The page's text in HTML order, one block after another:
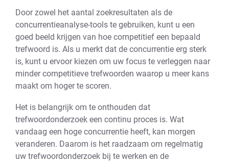
Door zowel het aantal zoekresultaten als de
concurrentieanalyse-tools te gebruiken, kunt u een
goed beeld krijgen van hoe competitief een bepaald
trefwoord is. Als u merkt dat de concurrentie erg sterk
is, kunt u ervoor kiezen om uw focus te verleggen naar
minder competitieve trefwoorden waarop u meer kans
maakt om hoger te scoren.
Het is belangrijk om te onthouden dat
trefwoordonderzoek een continu proces is. Wat
vandaag een hoge concurrentie heeft, kan morgen
veranderen. Daarom is het raadzaam om regelmatig
uw trefwoordonderzoek bij te werken en de